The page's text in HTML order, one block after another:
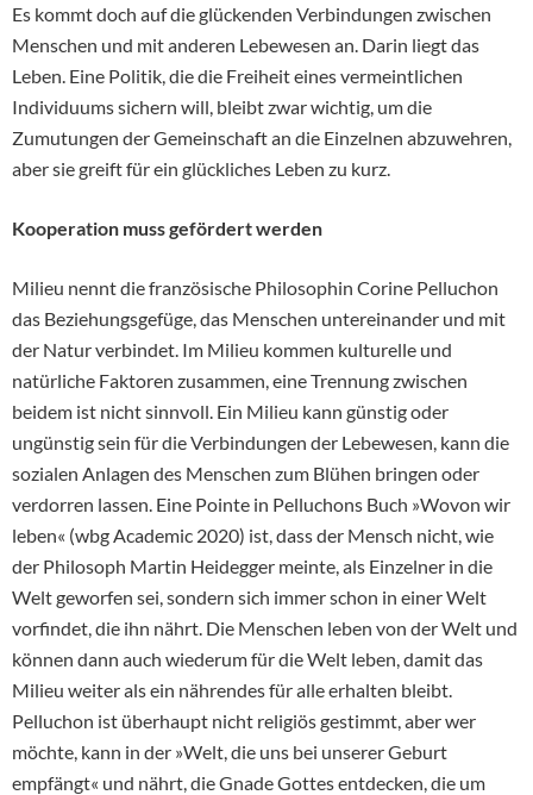
Es kommt doch auf die glückenden Verbindungen zwischen
Menschen und mit anderen Lebewesen an. Darin liegt das
Leben. Eine Politik, die die Freiheit eines vermeintlichen
Individuums sichern will, bleibt zwar wichtig, um die
Zumutungen der Gemeinschaft an die Einzelnen abzuwehren,
aber sie greift für ein glückliches Leben zu kurz.
Kooperation muss gefördert werden
Milieu nennt die französische Philosophin Corine Pelluchon
das Beziehungsgefüge, das Menschen untereinander und mit
der Natur verbindet. Im Milieu kommen kulturelle und
natürliche Faktoren zusammen, eine Trennung zwischen
beidem ist nicht sinnvoll. Ein Milieu kann günstig oder
ungünstig sein für die Verbindungen der Lebewesen, kann die
sozialen Anlagen des Menschen zum Blühen bringen oder
verdorren lassen. Eine Pointe in Pelluchons Buch »Wovon wir
leben« (wbg Academic 2020) ist, dass der Mensch nicht, wie
der Philosoph Martin Heidegger meinte, als Einzelner in die
Welt geworfen sei, sondern sich immer schon in einer Welt
vorfindet, die ihn nährt. Die Menschen leben von der Welt und
können dann auch wiederum für die Welt leben, damit das
Milieu weiter als ein nährendes für alle erhalten bleibt.
Pelluchon ist überhaupt nicht religiös gestimmt, aber wer
möchte, kann in der »Welt, die uns bei unserer Geburt
empfängt« und nährt, die Gnade Gottes entdecken, die um